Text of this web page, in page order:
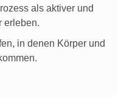
als aktiver und
erleben.
in denen Körper und